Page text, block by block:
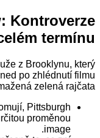
Kontroverze
termínu
z Brooklynu, který
po zhlédnutí filmu
zelená rajčata.
Pittsburgh
proměnou
image.